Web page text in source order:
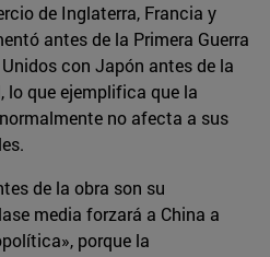
de Inglaterra, Francia y
antes de la Primera Guerra
con Japón antes de la
lo que ejemplifica que la
no afecta a sus
de la obra son su
media forzará a China a
porque la